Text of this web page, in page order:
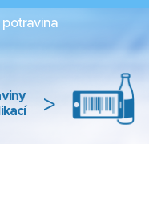
potravina
>